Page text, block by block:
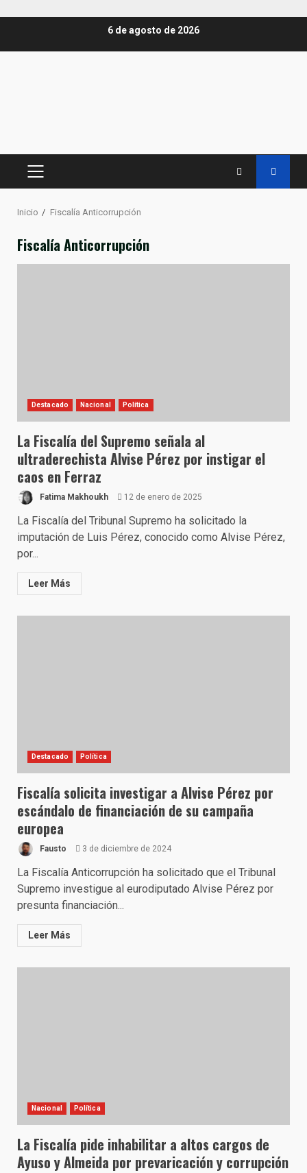
6 de agosto de 2026
MENÚ
Inicio Fiscalía Anticorrupción
Fiscalía Anticorrupción
Destacado Nacional Política
La Fiscalía del Supremo señala al
ultraderechista Alvise Pérez por instigar el
caos en Ferraz
Fatima Makhoukh 12 de enero de 2025
La Fiscalía del Tribunal Supremo ha solicitado la
imputación de Luis Pérez, conocido como Alvise Pérez,
por...
Leer Más
Destacado Política
Fiscalía solicita investigar a Alvise Pérez por
escándalo de financiación de su campaña
europea
Fausto 3 de diciembre de 2024
La Fiscalía Anticorrupción ha solicitado que el Tribunal
Supremo investigue al eurodiputado Alvise Pérez por
presunta financiación...
Leer Más
Nacional Política
La Fiscalía pide inhabilitar a altos cargos de
Ayuso y Almeida por prevaricación y corrupción